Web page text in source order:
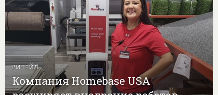
РИТЕЙЛ
Компания Homebase USA